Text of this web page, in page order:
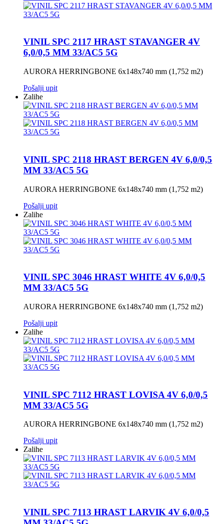
VINIL SPC 2117 HRAST STAVANGER 4V
6,0/0,5 MM 33/AC5 5G
AURORA HERRINGBONE 6x148x740 mm (1,752 m2)
Pošalji upit
Zalihe
VINIL SPC 2118 HRAST BERGEN 4V 6,0/0,5
MM 33/AC5 5G
AURORA HERRINGBONE 6x148x740 mm (1,752 m2)
Pošalji upit
Zalihe
VINIL SPC 3046 HRAST WHITE 4V 6,0/0,5
MM 33/AC5 5G
AURORA HERRINGBONE 6x148x740 mm (1,752 m2)
Pošalji upit
Zalihe
VINIL SPC 7112 HRAST LOVISA 4V 6,0/0,5
MM 33/AC5 5G
AURORA HERRINGBONE 6x148x740 mm (1,752 m2)
Pošalji upit
Zalihe
VINIL SPC 7113 HRAST LARVIK 4V 6,0/0,5